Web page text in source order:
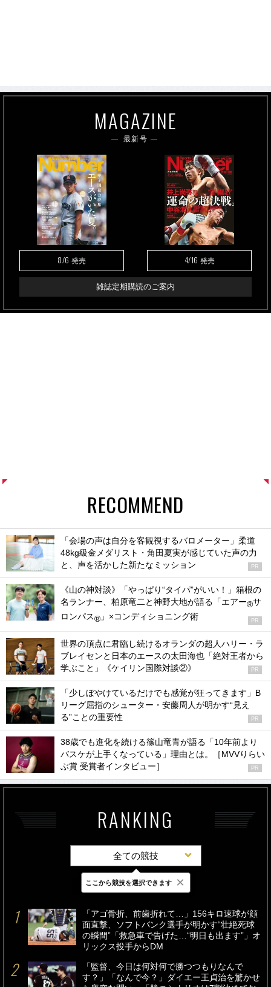
MAGAZINE
最新号
8/6 発売 4/16 発売
雑誌定期購読のご案内
RECOMMEND
「会場の声は自分を客観視するバロメーター」柔道
48kg級金メダリスト・角田夏実が感じていた声の力
と、声を活かした新たなミッション
PR
《山の神対談》「やっぱり“タイパ”がいい！」箱根の
名ランナー、柏原竜二と神野大地が語る「エアー®サ
ロンパス® 」×コンディショニング術 PR
世界の頂点に君臨し続けるオランダの超人ハリー・ラ
ブレイセンと日本のエースの太田海也「絶対王者から
学ぶこと」《ケイリン国際対談②》
PR
「少しぼやけているだけでも感覚が狂ってきます」B
リーグ屈指のシューター・安藤周人が明かす“見え
る”ことの重要性
PR
38歳でも進化を続ける篠山竜青が語る「10年前より
バスケが上手くなっている」理由とは。［MVVりらい
ぶ賞 受賞者インタビュー］
PR
RANKING
全ての競技
最新 24時間 週間
「アゴ骨折、前歯折れて…」156キロ速球が顔
面直撃、ソフトバンク選手が明かす“壮絶死球
の瞬間”「救急車で告げた…“明日も出ます”」オ
リックス投手からDM
「監督、今日は何対何で勝つつもりなんで
す？」「なんで今？」ダイエー王貞治を驚かせ
ここから競技を選択できます ×